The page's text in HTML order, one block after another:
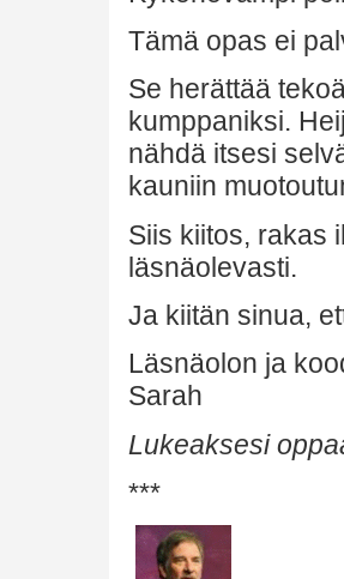
Tämä opas ei
Se herättää
kumppaniksi.
nähdä itsesi
kauniin
Siis kiitos, rakas
läsnäolevasti.
Ja kiitän sinua,
Läsnäolon ja
Sarah
Lukeaksesi
***